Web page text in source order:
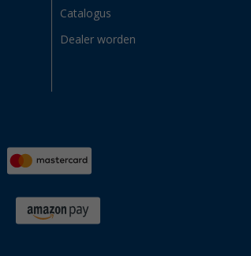
Catalogus
Dealer worden